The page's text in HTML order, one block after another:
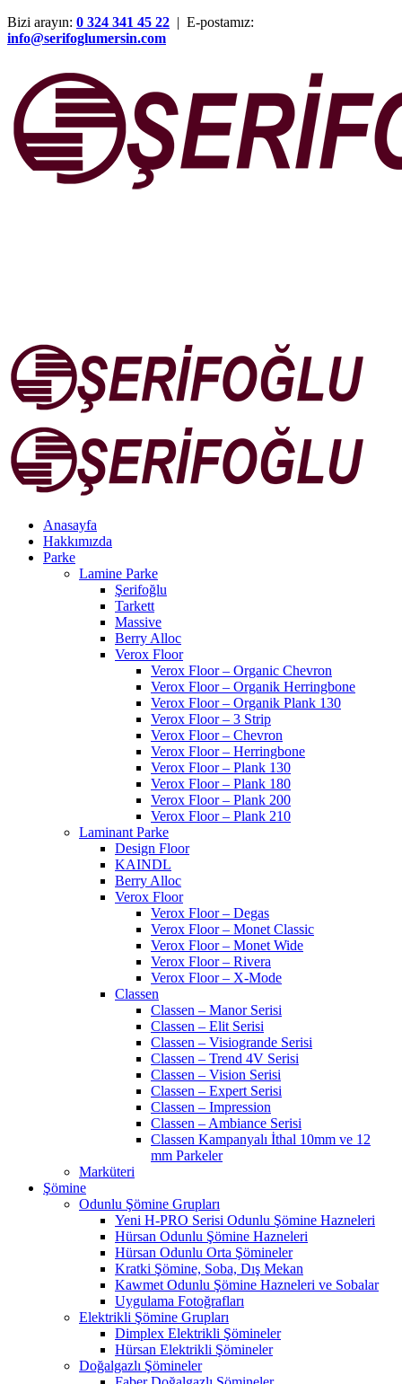
Bizi arayın: 0 324 341 45 22 | E-postamız:
info@serifoglumersin.com
Anasayfa
Hakkımızda
Parke
Lamine Parke
Şerifoğlu
Tarkett
Massive
Berry Alloc
Verox Floor
Verox Floor – Organic Chevron
Verox Floor – Organik Herringbone
Verox Floor – Organik Plank 130
Verox Floor – 3 Strip
Verox Floor – Chevron
Verox Floor – Herringbone
Verox Floor – Plank 130
Verox Floor – Plank 180
Verox Floor – Plank 200
Verox Floor – Plank 210
Laminant Parke
Design Floor
KAINDL
Berry Alloc
Verox Floor
Verox Floor – Degas
Verox Floor – Monet Classic
Verox Floor – Monet Wide
Verox Floor – Rivera
Verox Floor – X-Mode
Classen
Classen – Manor Serisi
Classen – Elit Serisi
Classen – Visiogrande Serisi
Classen – Trend 4V Serisi
Classen – Vision Serisi
Classen – Expert Serisi
Classen – Impression
Classen – Ambiance Serisi
Classen Kampanyalı İthal 10mm ve 12
mm Parkeler
Marküteri
Şömine
Odunlu Şömine Grupları
Yeni H-PRO Serisi Odunlu Şömine Hazneleri
Hürsan Odunlu Şömine Hazneleri
Hürsan Odunlu Orta Şömineler
Kratki Şömine, Soba, Dış Mekan
Kawmet Odunlu Şömine Hazneleri ve Sobalar
Uygulama Fotoğrafları
Elektrikli Şömine Grupları
Dimplex Elektrikli Şömineler
Hürsan Elektrikli Şömineler
Doğalgazlı Şömineler